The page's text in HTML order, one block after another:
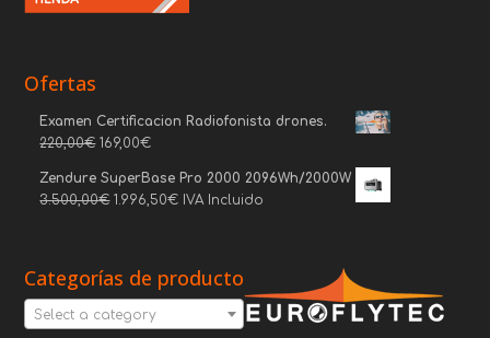
Ofertas
Examen Certificacion Radiofonista drones.
220,00€ 169,00€
Zendure SuperBase Pro 2000 2096Wh/2000W
3.500,00€ 1.996,50€ IVA Incluido
Categorías de producto
Select a category